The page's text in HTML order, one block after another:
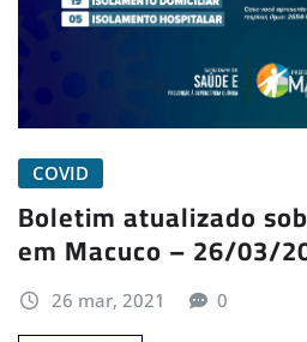
COVID
Boletim atualizado
em Macuco – 26/03/
26 mar, 2021 0